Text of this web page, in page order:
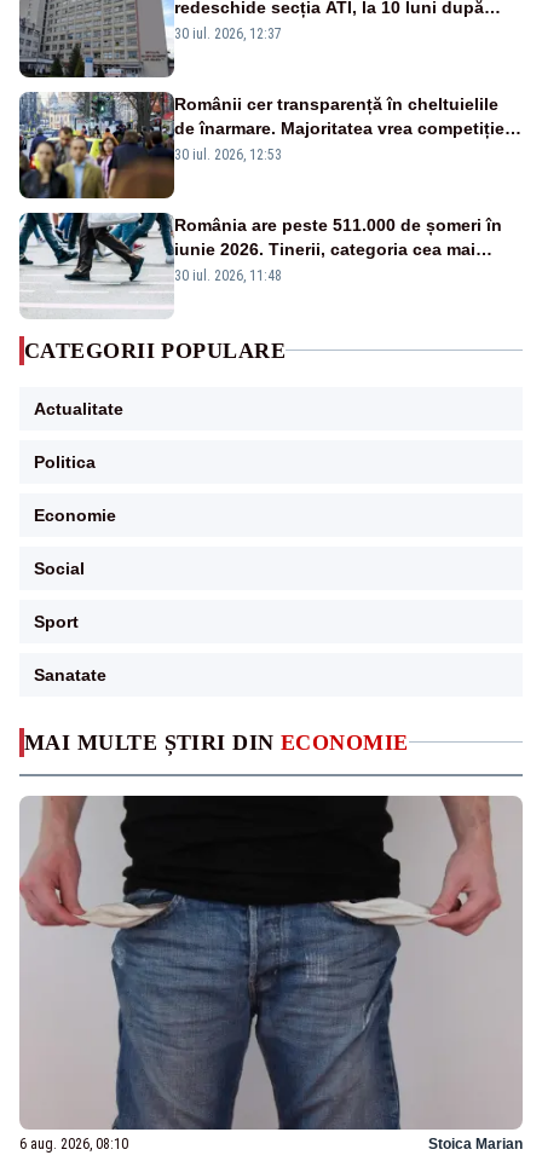
MAI MULTE ȘTIRI DIN ECONOMIE
6 aug. 2026, 08:10 Stoica Marian
redeschide secția ATI, la 10 luni după
moartea a 7 copii
30 iul. 2026, 12:37
Românii cer transparență în cheltuielile
de înarmare. Majoritatea vrea competiție
reală și industrie locală – SONDAJ
30 iul. 2026, 12:53
România are peste 511.000 de șomeri în
iunie 2026. Tinerii, categoria cea mai
afectată
30 iul. 2026, 11:48
CATEGORII POPULARE
Actualitate
Politica
Economie
Social
Sport
Sanatate